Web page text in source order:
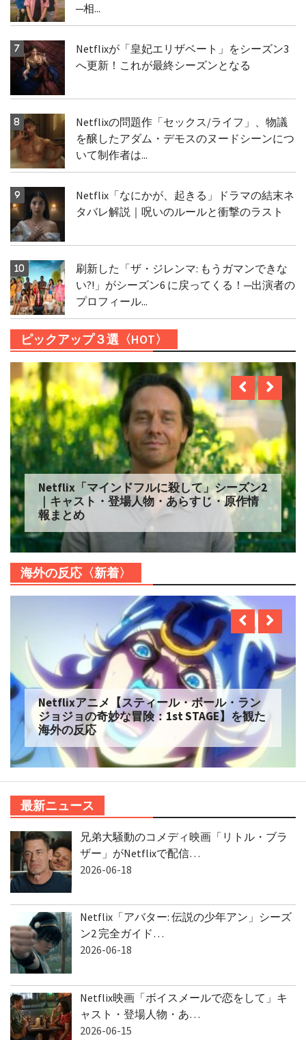
─相...
Netflixが「皇妃エリザベート」をシーズン3
へ更新！これが最終シーズンとなる
Netflixの問題作「セックス/ライフ」、物議
を醸したアダム・デモスのヌードシーンにつ
いて制作者は...
Netflix「なにかが、起きる」ドラマの結末ネ
タバレ解説｜呪いのルールと衝撃のラスト
刷新した「ザ・ジレンマ: もうガマンできな
い?!」がシーズン6 に戻ってくる！─出演者の
プロフィール...
ピックアップ３選〈HOT〉
Netflix「マインドフルに殺して」シーズン2
｜キャスト・登場人物・あらすじ・原作情
報まとめ
海外の反応〈新着〉
Netflixアニメ【スティール・ボール・ラン
ジョジョの奇妙な冒険：1st STAGE】を観た
海外の反応
最新ニュース
兄弟大騒動のコメディ映画「リトル・ブラ
ザー」がNetflixで配信…
2026-06-18
Netflix「アバター: 伝説の少年アン」シーズ
ン2 完全ガイド…
2026-06-18
Netflix映画「ボイスメールで恋をして」キ
ャスト・登場人物・あ…
2026-06-15